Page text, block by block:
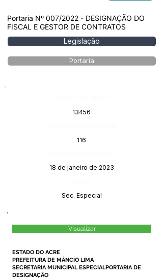
Portaria Nº 007/2022 - DESIGNAÇÃO DO
FISCAL E GESTOR DE CONTRATOS
Legislação
Portaria
13456
116
18 de janeiro de 2023
Sec. Especial
Visualizar
ESTADO DO ACRE
PREFEITURA DE MÂNCIO LIMA
SECRETARIA MUNICIPAL ESPECIALPORTARIA DE
DESIGNAÇÃO